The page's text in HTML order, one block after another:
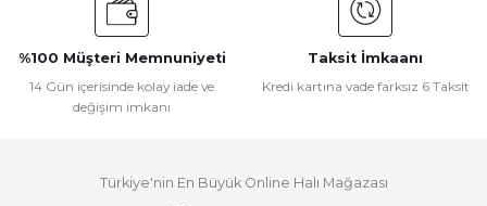
Ürün bilgilerinde hatalar bulunuyor.
Ürün fiyatı diğer sitelerden daha pahalı.
%100 Müşteri Memnuniyeti
14 Gün içerisinde kolay iade ve
değişim imkanı
Taksit İmkaanı
Kredi kartına vade farksız 6 Taksit
Türkiye'nin En Büyük Online Halı Mağazası